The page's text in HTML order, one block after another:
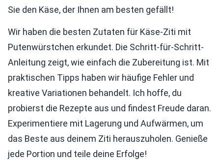
Sie den Käse, der Ihnen am besten gefällt!
Wir haben die besten Zutaten für Käse-Ziti mit
Putenwürstchen erkundet. Die Schritt-für-Schritt-
Anleitung zeigt, wie einfach die Zubereitung ist. Mit
praktischen Tipps haben wir häufige Fehler und
kreative Variationen behandelt. Ich hoffe, du
probierst die Rezepte aus und findest Freude daran.
Experimentiere mit Lagerung und Aufwärmen, um
das Beste aus deinem Ziti herauszuholen. Genieße
jede Portion und teile deine Erfolge!